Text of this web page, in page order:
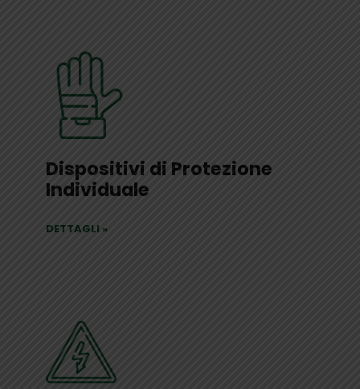
Dispositivi di Protezione
Individuale
DETTAGLI »